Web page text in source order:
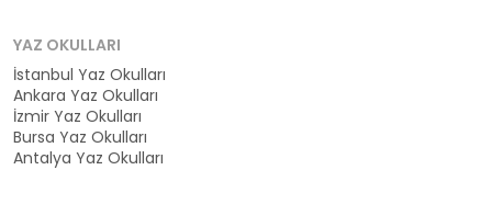
YAZ OKULLARI
İstanbul Yaz Okulları
Ankara Yaz Okulları
İzmir Yaz Okulları
Bursa Yaz Okulları
Antalya Yaz Okulları